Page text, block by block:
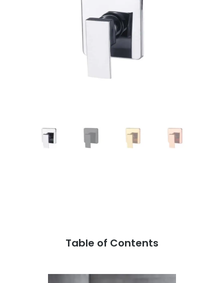
Table of Contents